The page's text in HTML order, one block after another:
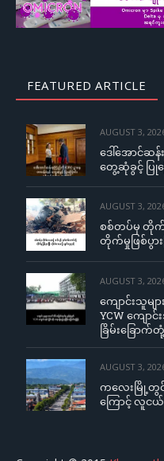
FEATURED ARTICLE
AUGUST 3,
ဒေါ်အောင်ဆန်
တွေ့ဆုံခွင့် ပြု
AUGUST 3,
စစ်တပ်မှ တိုက်
တိုက်မှုဖြစ်ပွ
AUGUST 3,
ကျောင်းသူမ
YCW ကျော
ခြိမ်းခြောက်
AUGUST 3,
ကလေးမြို့တွင်
ကြောင့် လူငယ်